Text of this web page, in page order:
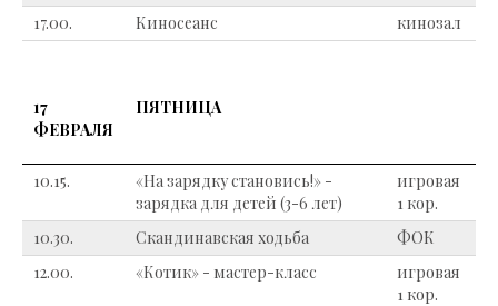
17.00.
Киносеанс кинозал
17
ФЕВРАЛЯ
ПЯТНИЦА
10.15.
«На зарядку становись!» -
зарядка для детей (3-6 лет)
игровая
1 кор.
10.30.
Скандинавская ходьба
ФОК
12.00.
«Котик» - мастер-класс
игровая
1 кор.